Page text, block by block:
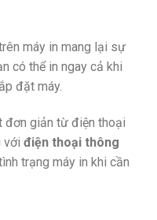
máy in mang lại sự
có thể in ngay cả khi
đặt máy.
đơn giản từ điện thoại
với điện thoại thông
trạng máy in khi cần